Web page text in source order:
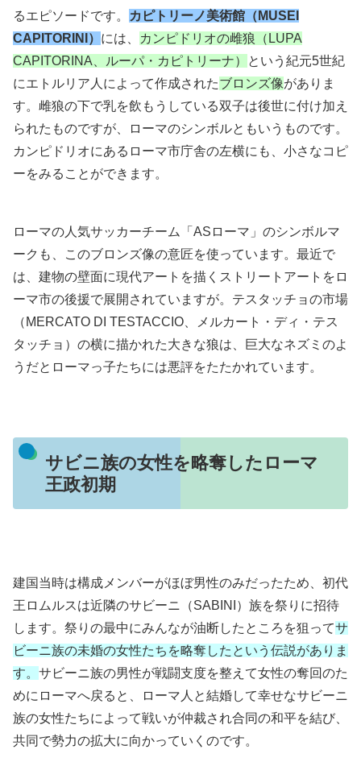
るエピソードです。
カピトリーノ美術館（MUSEI
CAPITORINI） には、
カンピドリオの雌狼（LUPA
CAPITORINA、ルーパ・カピトリーナ）
という紀元5世紀
にエトルリア人によって作成されたブロンズ像がありま
す。雌狼の下で乳を飲もうしている双子は後世に付け加え
られたものですが、ローマのシンボルともいうものです。
カンピドリオにあるローマ市庁舎の左横にも、小さなコピ
ーをみることができます。
ローマの人気サッカーチーム「ASローマ」のシンボルマ
ークも、このブロンズ像の意匠を使っています。最近で
は、建物の壁面に現代アートを描くストリートアートをロ
ーマ市の後援で展開されていますが。テスタッチョの市場
（MERCATO DI TESTACCIO、メルカート・ディ・テス
タッチョ）の横に描かれた大きな狼は、巨大なネズミのよ
うだとローマっ子たちには悪評をたたかれています。
サビニ族の女性を略奪したローマ
王政初期
建国当時は構成メンバーがほぼ男性のみだったため、初代
王ロムルスは近隣のサビーニ（SABINI）族を祭りに招待
します。祭りの最中にみんなが油断したところを狙ってサ
ビーニ族の未婚の女性たちを略奪したという伝説がありま
す。 サビーニ族の男性が戦闘支度を整えて女性の奪回のた
めにローマへ戻ると、ローマ人と結婚して幸せなサビーニ
族の女性たちによって戦いが仲裁され合同の和平を結び、
共同で勢力の拡大に向かっていくのです。